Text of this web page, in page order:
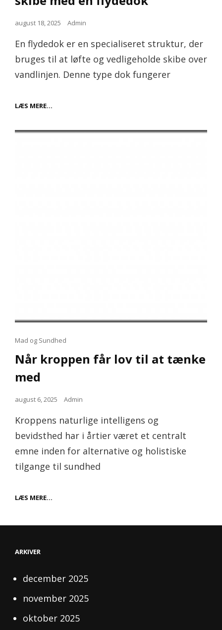
Posted
august 18, 2025 Admin
En flydedok er en specialiseret struktur, der
bruges til at løfte og vedligeholde skibe over
vandlinjen. Denne type dok fungerer
LÆS MERE…
SKIBE
Cat
Links
Mad og Sundhed
Når kroppen får lov til at tænke
med
Posted
august 6, 2025 Admin
Kroppens naturlige intelligens og
bevidsthed har i årtier været et centralt
emne inden for alternative og holistiske
tilgange til sundhed
LÆS MERE…
ARKIVER
december 2025
november 2025
oktober 2025